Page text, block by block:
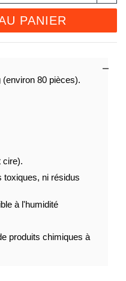
PANIER
80 pièces).
cire).
toxiques, ni résidus
à l'humidité
produits chimiques à